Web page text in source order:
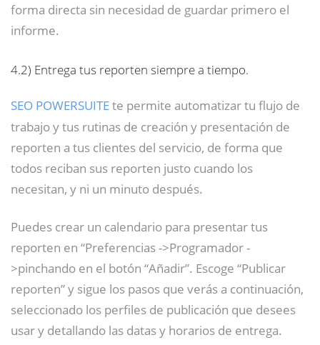
forma directa sin necesidad de guardar primero el
informe.
4.2) Entrega tus reporten siempre a tiempo.
SEO POWERSUITEte permite automatizar tu flujo de
trabajo y tus rutinas de creación y presentación de
reporten a tus clientes del servicio, de forma que
todos reciban sus reporten justo cuando los
necesitan, y ni un minuto después.
Puedes crear un calendario para presentar tus
reporten en “Preferencias ->Programador -
>pinchando en el botón “Añadir”. Escoge “Publicar
reporten” y sigue los pasos que verás a continuación,
seleccionado los perfiles de publicación que desees
usar y detallando las datas y horarios de entrega.